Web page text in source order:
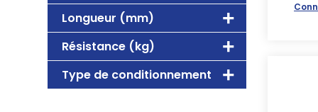
Longueur (mm)
Résistance (kg)
Type de conditionnement